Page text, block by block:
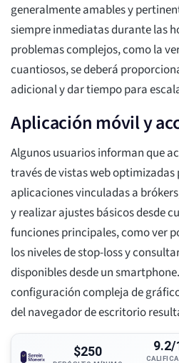
generalmente amables y
siempre inmediatas durante las
problemas complejos, como la
cuantiosos, se deberá
adicional y dar tiempo para
Aplicación móvil y
Algunos usuarios informan que
través de vistas web optimizadas
aplicaciones vinculadas a
y realizar ajustes básicos desde
funciones principales, como ver
los niveles de stop-loss y
disponibles desde un
configuración compleja de
del navegador de escritorio
$250 9.2/